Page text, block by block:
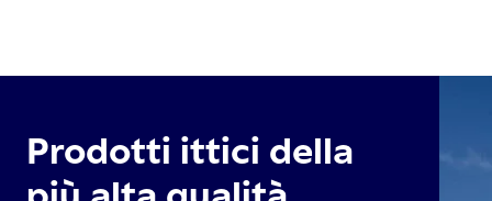
Prodotti ittici della